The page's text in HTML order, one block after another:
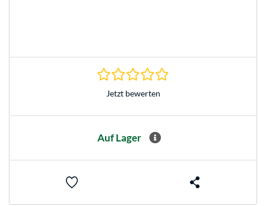
0.0 Sterne bei 0
Jetzt bewerten
Auf Lager